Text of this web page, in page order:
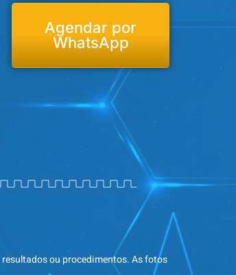
Agendar por
WhatsApp
resultados ou procedimentos. As fotos